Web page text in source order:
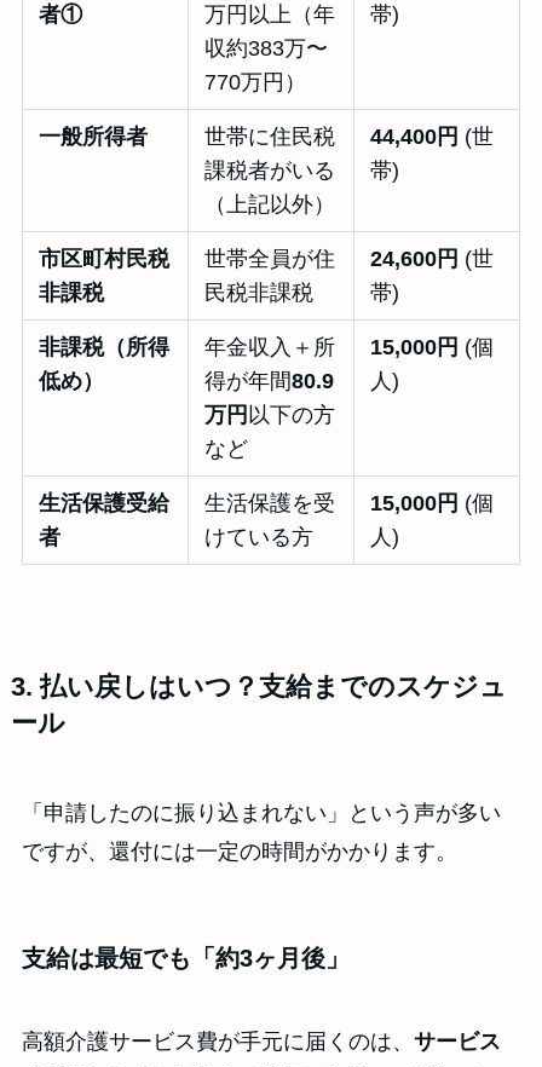
者①
万円以上（年
収約383万〜
770万円）
帯)
一般所得者
世帯に住民税
課税者がいる
（上記以外）
44,400円 (世
帯)
市区町村民税
非課税
世帯全員が住
民税非課税
24,600円 (世
帯)
非課税（所得
低め）
年金収入＋所
得が年間80.9
万円 以下の方
など
15,000円 (個
人)
生活保護受給
者
生活保護を受
けている方
15,000円 (個
人)
3. 払い戻しはいつ？支給までのスケジュ
ール
「申請したのに振り込まれない」という声が多い
ですが、還付には一定の時間がかかります。
支給は最短でも「約3ヶ月後」
高額介護サービス費が手元に届くのは、 サービス